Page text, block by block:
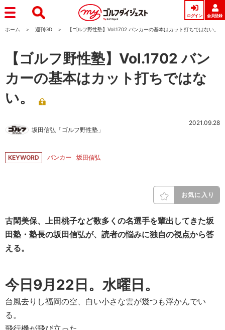
ログイン 会員登録
ホーム 週刊GD 【ゴルフ野性塾】Vol.1702 バンカーの基本はカット打ちではない。
【ゴルフ野性塾】Vol.1702 バン
カーの基本はカット打ちではな
い。
坂田信弘「ゴルフ野性塾」
2021.09.28
KEYWORD バンカー 坂田信弘
お気に入り
古閑美保、上田桃子など数多くの名選手を輩出してきた坂
田塾・塾長の坂田信弘が、読者の悩みに独自の視点から答
える。
今日9月22日。水曜日。
台風去りし福岡の空、白い小さな雲が幾つも浮かんでい
る。